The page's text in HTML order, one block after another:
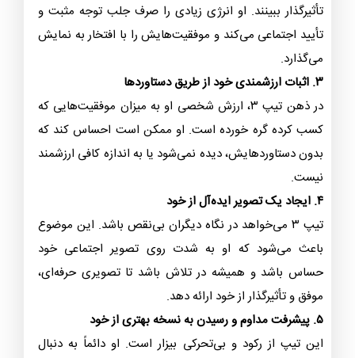
تأثیرگذار ببینند. او انرژی زیادی را صرف جلب توجه مثبت و
تأیید اجتماعی می‌کند و موفقیت‌هایش را با افتخار به نمایش
می‌گذارد.
۳. اثبات ارزشمندی خود از طریق دستاوردها
در ذهن تیپ ۳، ارزش شخصی او به میزان موفقیت‌هایی که
کسب کرده گره خورده است. او ممکن است احساس کند که
بدون دستاوردهایش، دیده نمی‌شود یا به اندازه کافی ارزشمند
نیست.
۴. ایجاد یک تصویر ایده‌آل از خود
تیپ ۳ می‌خواهد در نگاه دیگران بی‌نقص باشد. این موضوع
باعث می‌شود که او به شدت روی تصویر اجتماعی خود
حساس باشد و همیشه در تلاش باشد تا تصویری حرفه‌ای،
موفق و تأثیرگذار از خود ارائه دهد.
۵. پیشرفت مداوم و رسیدن به نسخه بهتری از خود
این تیپ از رکود و بی‌تحرکی بیزار است. او دائماً به دنبال